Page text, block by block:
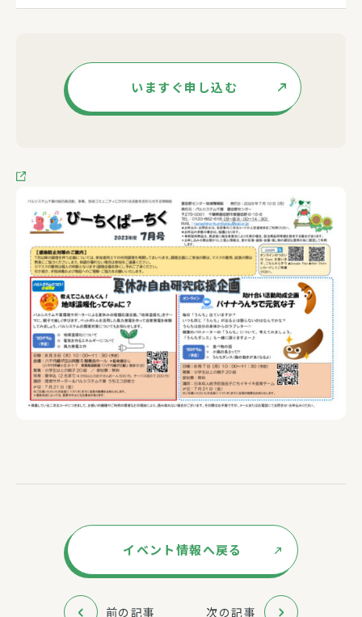
いますぐ申し込む
イベント情報へ戻る
前の記事 次の記事